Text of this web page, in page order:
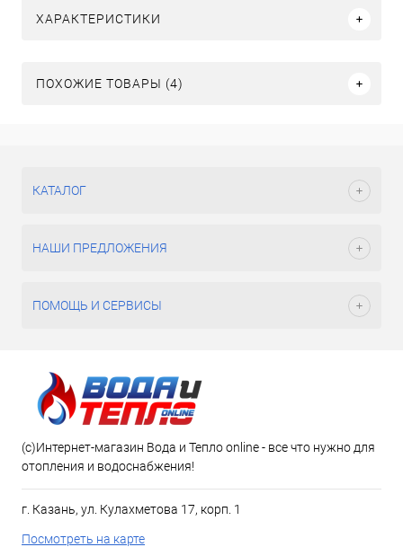
ХАРАКТЕРИСТИКИ
ПОХОЖИЕ ТОВАРЫ (4)
КАТАЛОГ
НАШИ ПРЕДЛОЖЕНИЯ
ПОМОЩЬ И СЕРВИСЫ
(c)Интернет-магазин Вода и Тепло online - все что нужно для
отопления и водоснабжения!
г. Казань, ул. Кулахметова 17, корп. 1
Посмотреть на карте